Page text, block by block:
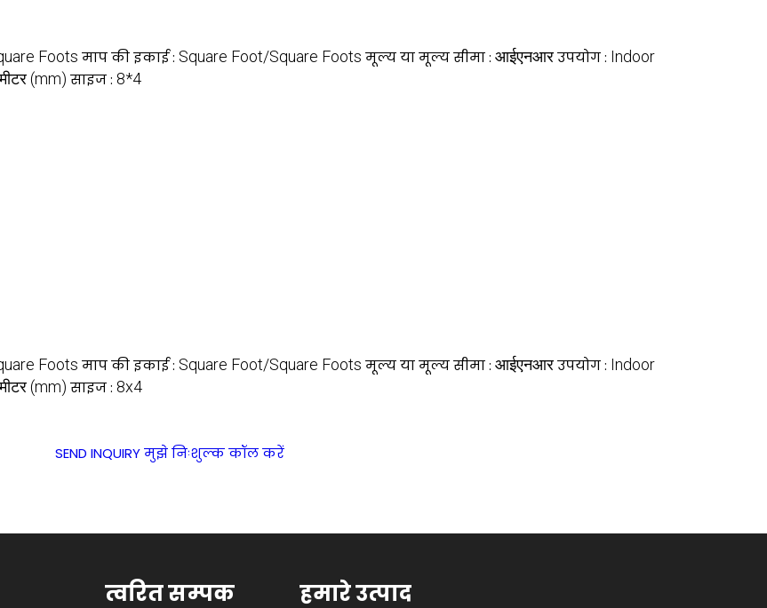
Foots माप की इकाई : Square Foot/Square Foots मूल्य या मूल्य सीमा : आईएनआरउपयोग : Indoor
(mm) साइज : 8*4
Foots माप की इकाई : Square Foot/Square Foots मूल्य या मूल्य सीमा : आईएनआरउपयोग : Indoor
(mm) साइज : 8x4
SEND INQUIRYमुझे निःशुल्क कॉल करें
त्वरित सम्पक हमारे उत्पाद